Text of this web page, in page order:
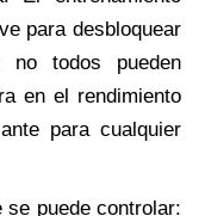
para desbloquear
no todos pueden
en el rendimiento
para cualquier
se puede controlar: